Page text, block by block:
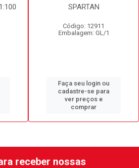
SPARTAN
Código: 12911
Embalagem: GL/1
Faça seu login ou
cadastre-se para
ver preços e
comprar
receber nossas